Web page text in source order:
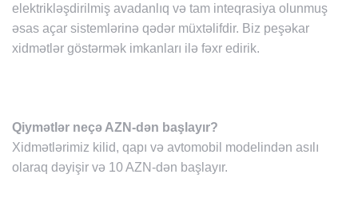
elektrikləşdirilmiş avadanlıq və tam inteqrasiya olunmuş
əsas açar sistemlərinə qədər müxtəlifdir. Biz peşəkar
xidmətlər göstərmək imkanları ilə fəxr edirik.
Qiymətlər neçə AZN-dən başlayır?
Xidmətlərimiz kilid, qapı və avtomobil modelindən asılı
olaraq dəyişir və 10 AZN-dən başlayır.